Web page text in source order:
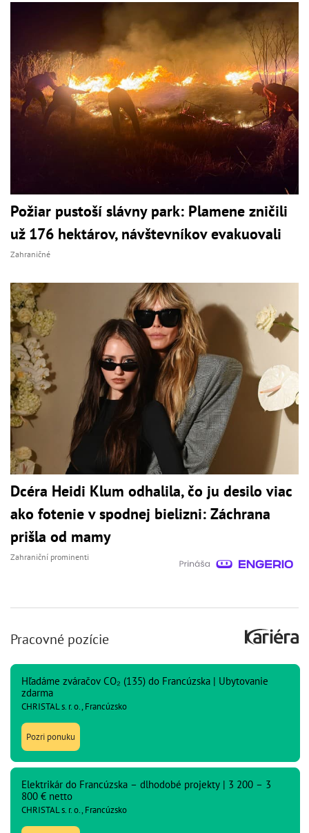
Požiar pustoší slávny park: Plamene zničili
už 176 hektárov, návštevníkov evakuovali
Zahraničné
Dcéra Heidi Klum odhalila, čo ju desilo viac
ako fotenie v spodnej bielizni: Záchrana
prišla od mamy
Zahraniční prominenti
Pracovné pozície
Hľadáme zváračov CO₂ (135) do Francúzska | Ubytovanie
zdarma
CHRISTAL s. r. o., Francúzsko
Pozri ponuku
Elektrikár do Francúzska – dlhodobé projekty | 3 200 – 3
800 € netto
CHRISTAL s. r. o., Francúzsko